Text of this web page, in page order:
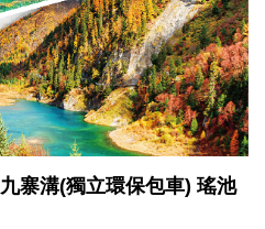
寨溝(獨立環保包車) 瑤池